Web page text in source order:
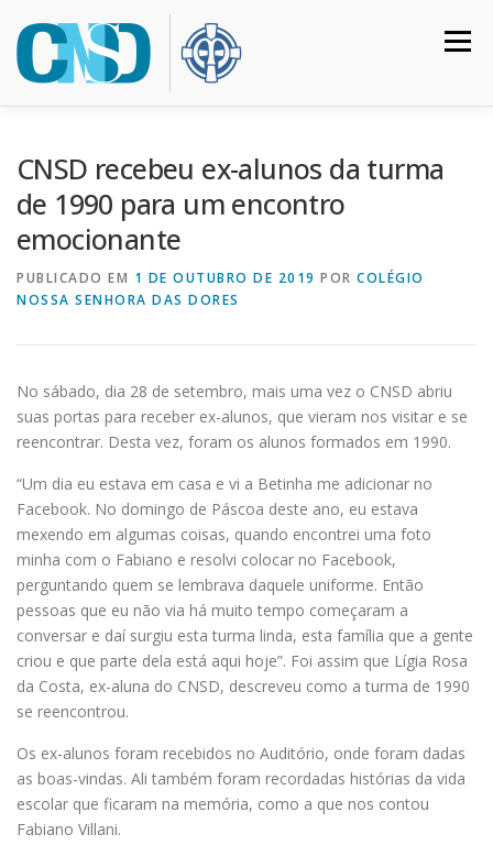
para
conteúdo
Menu
CALENDÁRIO
CNSD recebeu ex-alunos da turma
de 1990 para um encontro
emocionante
PUBLICADO EM 1 DE OUTUBRO DE 2019 POR COLÉGIO
NOSSA SENHORA DAS DORES
No sábado, dia 28 de setembro, mais uma vez o CNSD abriu
suas portas para receber ex-alunos, que vieram nos visitar e se
reencontrar. Desta vez, foram os alunos formados em 1990.
“Um dia eu estava em casa e vi a Betinha me adicionar no
Facebook. No domingo de Páscoa deste ano, eu estava
mexendo em algumas coisas, quando encontrei uma foto
minha com o Fabiano e resolvi colocar no Facebook,
perguntando quem se lembrava daquele uniforme. Então
pessoas que eu não via há muito tempo começaram a
conversar e daí surgiu esta turma linda, esta família que a gente
criou e que parte dela está aqui hoje”. Foi assim que Lígia Rosa
da Costa, ex-aluna do CNSD, descreveu como a turma de 1990
se reencontrou.
Os ex-alunos foram recebidos no Auditório, onde foram dadas
as boas-vindas. Ali também foram recordadas histórias da vida
escolar que ficaram na memória, como a que nos contou
Fabiano Villani.